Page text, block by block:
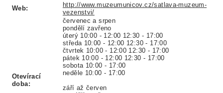
Web:
http://www.muzeumunicov.cz/satlava-muzeum-
vezenstvi/
Otevírací
doba:
červenec a srpen
pondělí zavřeno
úterý 10:00 - 12:00 12:30 - 17:00
středa 10:00 - 12:00 12:30 - 17:00
čtvrtek 10:00 - 12:00 12:30 - 17:00
pátek 10:00 - 12:00 12:30 - 17:00
sobota 10:00 - 17:00
neděle 10:00 - 17:00
září až červen